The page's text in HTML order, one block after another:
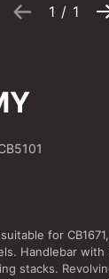
1 / 1
for
Handlebar
stacks.